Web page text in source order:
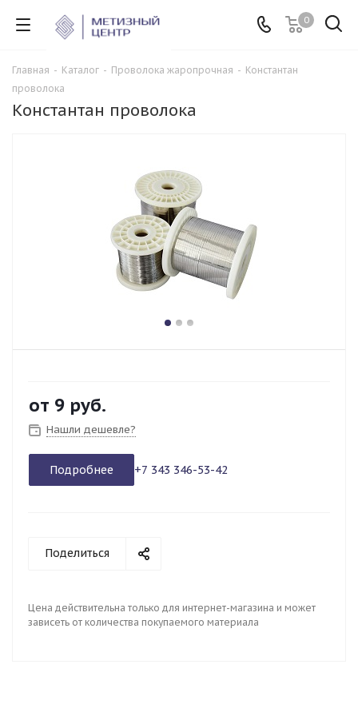
0
Главная - Каталог - Проволока жаропрочная - Константан
проволока
Константан проволока
от 9 руб.
Нашли дешевле?
Подробнее +7 343 346-53-42
Поделиться
Цена действительна только для интернет-магазина и может
зависеть от количества покупаемого материала